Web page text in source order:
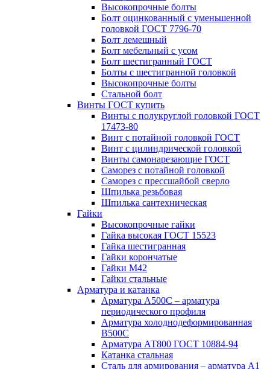
Высокопрочные болты
Болт оцинкованный с уменьшенной
головкой ГОСТ 7796-70
Болт лемешный
Болт мебельный с усом
Болт шестигранный ГОСТ
Болты с шестигранной головкой
Высокопрочные болты
Стальной болт
Винты ГОСТ купить
Винты с полукруглой головкой ГОСТ
17473-80
Винт с потайной головкой ГОСТ
Винт с цилиндрической головкой
Винты самонарезающие ГОСТ
Саморез с потайной головкой
Саморез с прессшайбой сверло
Шпилька резьбовая
Шпилька сантехническая
Гайки
Высокопрочные гайки
Гайка высокая ГОСТ 15523
Гайка шестигранная
Гайки корончатые
Гайки М42
Гайки стальные
Арматура и катанка
Арматура А500С – арматура
периодического профиля
Арматура холоднодеформированная
В500С
Арматура АТ800 ГОСТ 10884-94
Катанка стальная
Сталь для армирования – арматура А1